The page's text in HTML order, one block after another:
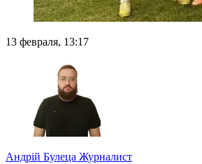
13 февраля, 13:17
Андрій Булеца Журналист